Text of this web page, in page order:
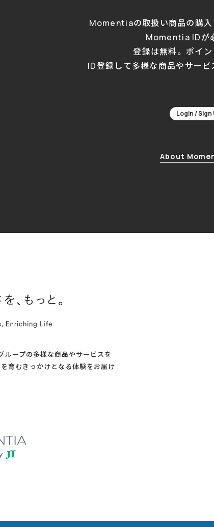
Momentiaの取扱い商品の購入
Momentia IDが
登録は無料。ポイン
ID登録して多様な商品やサー
Login / Sign
About
ープの多様な商品やサービスを
育むきっかけとなる体験をお届け